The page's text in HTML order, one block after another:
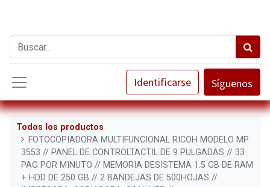
Identificarse Síguenos
Todos los productos
FOTOCOPIADORA MULTIFUNCIONAL RICOH MODELO MP
3553 // PANEL DE CONTROLTACTIL DE 9 PULGADAS // 33
PAG POR MINUTO // MEMORIA DESISTEMA 1.5 GB DE RAM
+ HDD DE 250 GB // 2 BANDEJAS DE 500HOJAS //